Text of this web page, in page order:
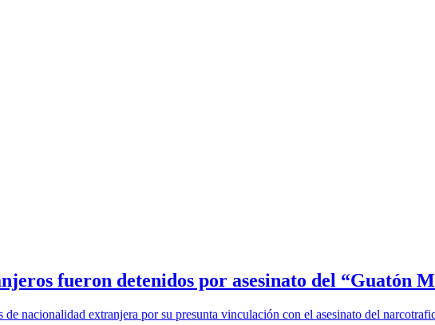
fueron detenidos por asesinato del “Guatón
de nacionalidad extranjera por su presunta vinculación con el asesinato del